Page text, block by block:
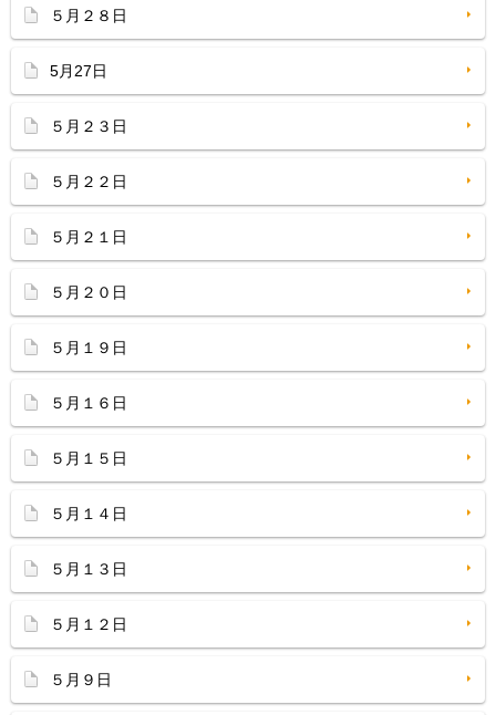
５月２８日
5月27日
５月２３日
５月２２日
５月２１日
５月２０日
５月１９日
５月１６日
５月１５日
５月１４日
５月１３日
５月１２日
５月９日